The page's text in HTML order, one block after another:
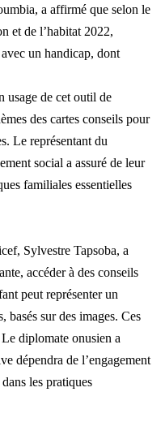
a affirmé que selon le
et de l’habitat 2022,
un handicap, dont
usage de cet outil de
des cartes conseils pour
Le représentant du
social a assuré de leur
familiales essentielles
Sylvestre Tapsoba, a
accéder à des conseils
peut représenter un
basés sur des images. Ces
diplomate onusien a
dépendra de l’engagement
les pratiques